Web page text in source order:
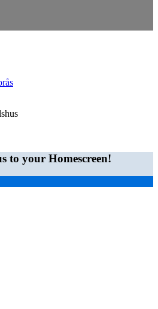
to your Homescreen!